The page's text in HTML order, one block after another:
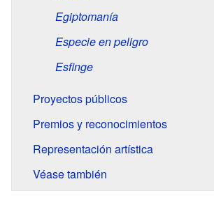
Egiptomanía
Especie en peligro
Esfinge
Proyectos públicos
Premios y reconocimientos
Representación artística
Véase también